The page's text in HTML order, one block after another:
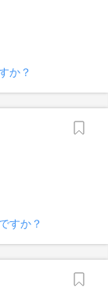
か？
すか？